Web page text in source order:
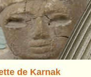
de Karnak